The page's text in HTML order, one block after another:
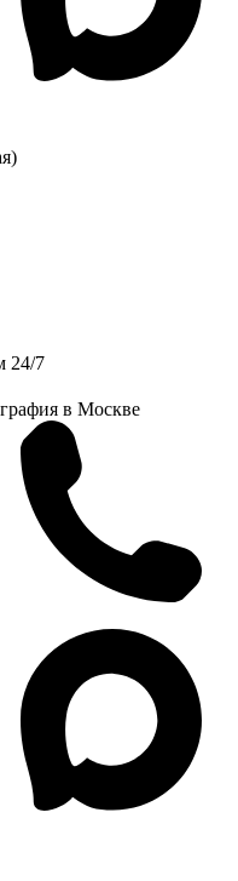
24/7
в Москве